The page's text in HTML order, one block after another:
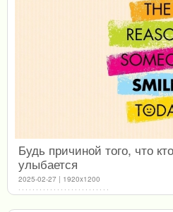
Будь причиной того, что
улыбается
2025-02-27 | 1920x1200